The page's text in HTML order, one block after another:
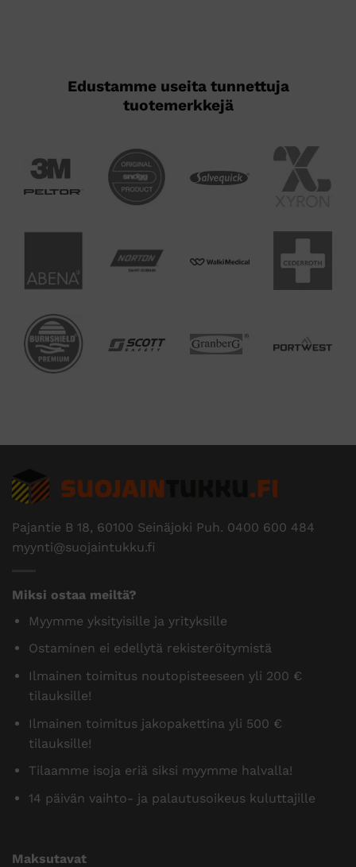
Edustamme useita tunnettuja
tuotemerkkejä
Pajantie B 18, 60100 Seinäjoki Puh. 0400 600 484
myynti@suojaintukku.fi
Miksi ostaa meiltä?
Myymme yksityisille ja yrityksille
Ostaminen ei edellytä rekisteröitymistä
Ilmainen toimitus noutopisteeseen yli 200 €
tilauksille!
Ilmainen toimitus jakopakettina yli 500 €
tilauksille!
Tilaamme isoja eriä siksi myymme halvalla!
14 päivän vaihto- ja palautusoikeus kuluttajille
Maksutavat